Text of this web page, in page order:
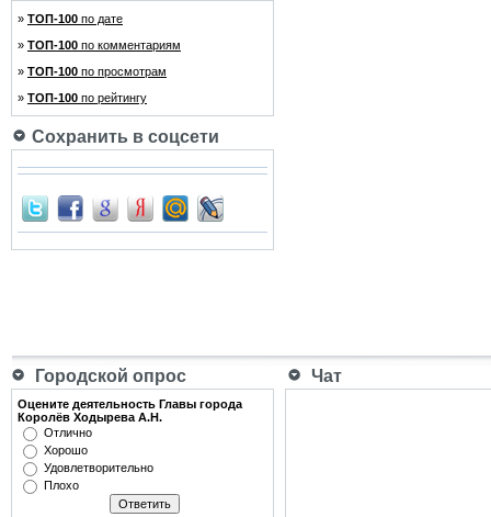
» ТОП-100 по дате
» ТОП-100 по комментариям
» ТОП-100 по просмотрам
» ТОП-100 по рейтингу
Сохранить в соцсети
Городской опрос Чат
Оцените деятельность Главы города
Королёв Ходырева А.Н.
Отлично
Хорошо
Удовлетворительно
Плохо